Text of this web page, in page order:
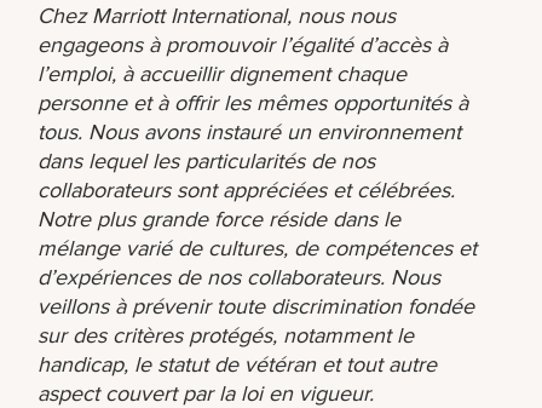
Chez Marriott International, nous nous
engageons à promouvoir l’égalité d’accès à
l’emploi, à accueillir dignement chaque
personne et à offrir les mêmes opportunités à
tous. Nous avons instauré un environnement
dans lequel les particularités de nos
collaborateurs sont appréciées et célébrées.
Notre plus grande force réside dans le
mélange varié de cultures, de compétences et
d’expériences de nos collaborateurs. Nous
veillons à prévenir toute discrimination fondée
sur des critères protégés, notamment le
handicap, le statut de vétéran et tout autre
aspect couvert par la loi en vigueur.